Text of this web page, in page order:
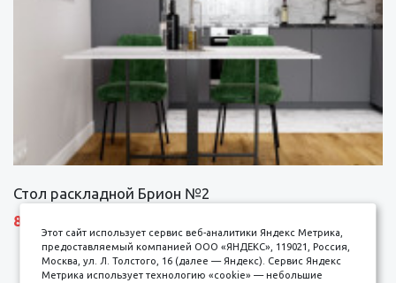
Стол раскладной Брион №2
8690 р.
Этот сайт использует сервис веб-аналитики Яндекс Метрика,
предоставляемый компанией ООО «ЯНДЕКС», 119021, Россия,
Москва, ул. Л. Толстого, 16 (далее — Яндекс). Сервис Яндекс
Метрика использует технологию «cookie» — небольшие